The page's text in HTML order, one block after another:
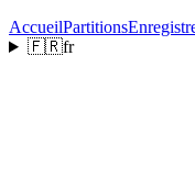
AccueilPartitions
🇫🇷fr